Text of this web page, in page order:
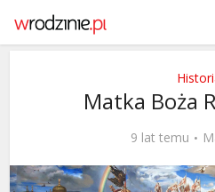
Matka Boża
9 lat temu